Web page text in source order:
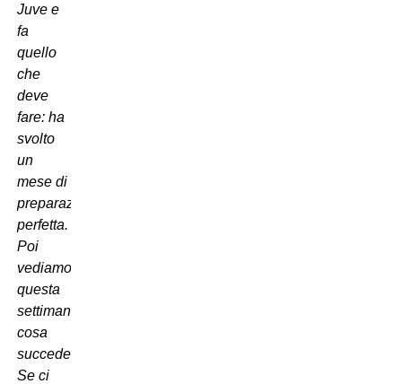
Juve e
fa
quello
che
deve
fare: ha
svolto
un
mese di
preparazione
perfetta.
Poi
vediamo
questa
settimana
cosa
succede.
Se ci